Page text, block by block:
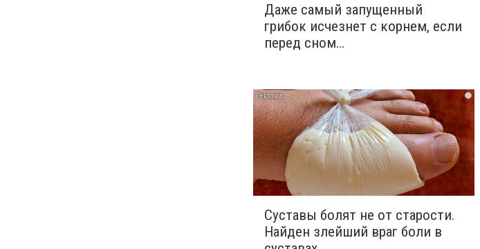
Даже самый запущенный
грибок исчезнет с корнем, если
перед сном…
i
Суставы болят не от старости.
Найден злейший враг боли в